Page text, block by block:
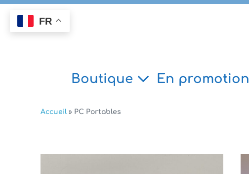
Aller
contenu
Boutique En promotion
Accueil » PC Portables
FR